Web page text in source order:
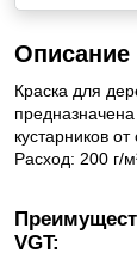
Описание
Краска для
кустарников
Расход: 200 г/
VGT: